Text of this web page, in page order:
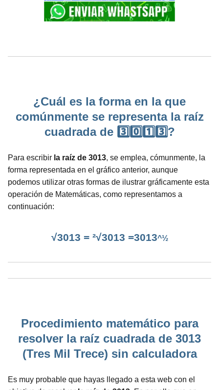
¿Cuál es la forma en la que
comúnmente se representa la raíz
cuadrada de 3️⃣0️⃣1️⃣3️⃣?
Para escribir la raíz de 3013, se emplea, cómunmente, la
forma representada en el gráfico anterior, aunque
podemos utilizar otras formas de ilustrar gráficamente esta
operación de Matemáticas, como representamos a
continuación:
√3013 = ²√3013 =3013^½
Procedimiento matemático para
resolver la raíz cuadrada de 3013
(Tres Mil Trece) sin calculadora
Es muy probable que hayas llegado a esta web con el